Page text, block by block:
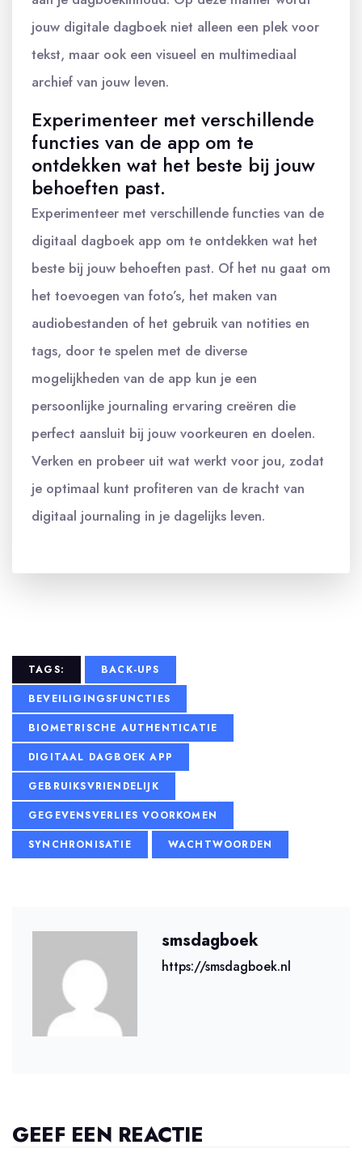
jouw digitale dagboek niet alleen een plek voor
tekst, maar ook een visueel en multimediaal
archief van jouw leven.
Experimenteer met verschillende
functies van de app om te
ontdekken wat het beste bij jouw
behoeften past.
Experimenteer met verschillende functies van de
digitaal dagboek app om te ontdekken wat het
beste bij jouw behoeften past. Of het nu gaat om
het toevoegen van foto’s, het maken van
audiobestanden of het gebruik van notities en
tags, door te spelen met de diverse
mogelijkheden van de app kun je een
persoonlijke journaling ervaring creëren die
perfect aansluit bij jouw voorkeuren en doelen.
Verken en probeer uit wat werkt voor jou, zodat
je optimaal kunt profiteren van de kracht van
digitaal journaling in je dagelijks leven.
TAGS:
BACK-UPS
BEVEILIGINGSFUNCTIES
BIOMETRISCHE AUTHENTICATIE
DIGITAAL DAGBOEK APP
GEBRUIKSVRIENDELIJK
GEGEVENSVERLIES VOORKOMEN
SYNCHRONISATIE
WACHTWOORDEN
smsdagboek
https://smsdagboek.nl
GEEF EEN REACTIE